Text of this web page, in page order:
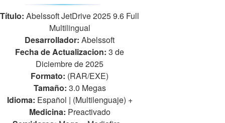
Título: Abelssoft JetDrive 2025 9.6 Full
Multilingual
Desarrollador:Abelssoft
Fecha de Actualizacion: 3 de
Diciembre de 2025
Formato: (RAR/EXE)
Tamaño: 3.0 Megas
Idioma: Español | (Multilenguaje) +
Medicina: Preactivado